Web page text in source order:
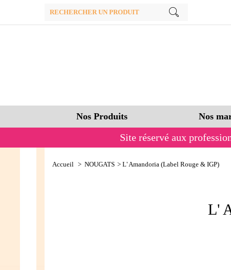
Nos Produits Nos
Site réservé aux
Accueil > NOUGATS > L' Amandoria (Label Rouge & IGP)
L'